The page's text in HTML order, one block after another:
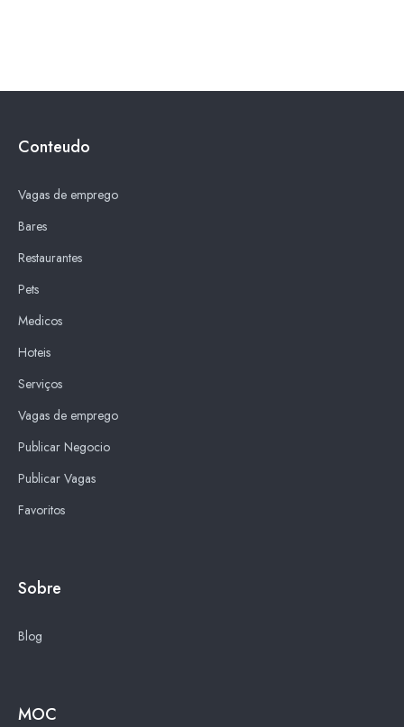
Conteudo
Vagas de emprego
Bares
Restaurantes
Pets
Medicos
Hoteis
Serviços
Vagas de emprego
Publicar Negocio
Publicar Vagas
Favoritos
Sobre
Blog
MOC